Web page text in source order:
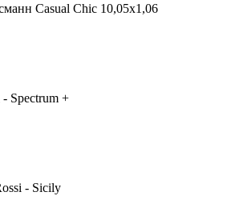
Casual Chic 10,05x1,06
Spectrum +
- Sicily